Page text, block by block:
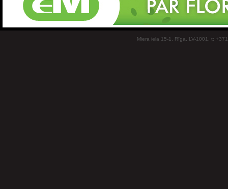
Miera iela 15-1, Rīga, LV-1001, t: